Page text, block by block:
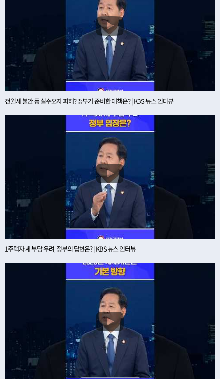
전월세 불안 등 실수요자 피해? 정부가 준비한 대책은? | KBS 뉴스 인터뷰
1주택자 세 부담 우려, 정부의 답변은? | KBS 뉴스 인터뷰